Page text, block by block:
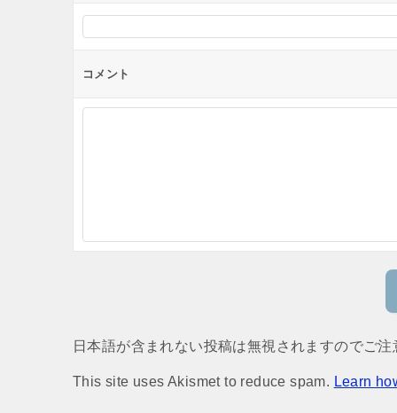
コメント
日本語が含まれない投稿は無視されますのでご注
This site uses Akismet to reduce spam. Learn